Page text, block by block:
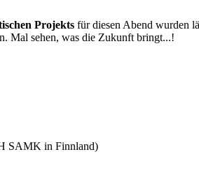
Projekts für diesen Abend wurden
Mal sehen, was die Zukunft bringt...!
SAMK in Finnland)